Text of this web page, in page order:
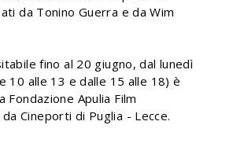
da Tonino Guerra e da Wim
fino al 20 giugno, dal lunedì
10 alle 13 e dalle 15 alle 18) è
Fondazione Apulia Film
Cineporti di Puglia - Lecce.